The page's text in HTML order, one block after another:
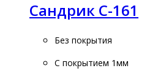
Сандрик С-161
Без покрытия
С покрытием 1мм